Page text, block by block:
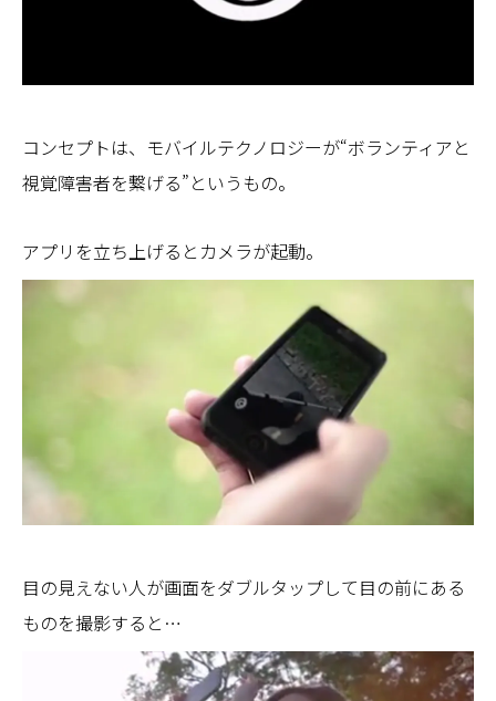
コンセプトは、モバイルテクノロジーが“ボランティアと
視覚障害者を繋げる”というもの。
アプリを立ち上げるとカメラが起動。
目の見えない人が画面をダブルタップして目の前にある
ものを撮影すると…